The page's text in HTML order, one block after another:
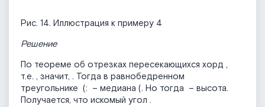
Рис. 14. Иллюстрация к примеру 4
Решение
По теореме об отрезках пересекающихся хорд ,
т.е. , значит, . Тогда в равнобедренном
треугольнике (: – медиана (. Но тогда – высота.
Получается, что искомый угол .